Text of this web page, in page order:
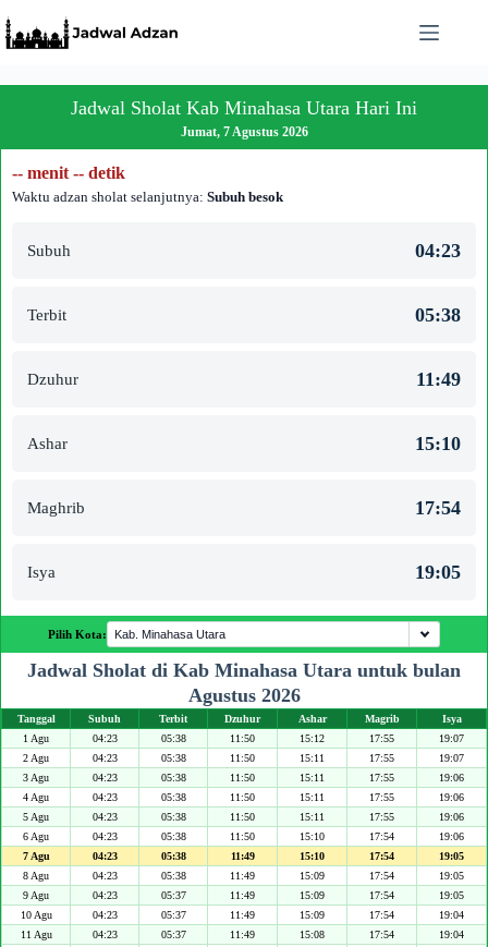
to
content
Jadwal Sholat Kab Minahasa Utara Hari Ini
Jumat, 7 Agustus 2026
-- menit -- detik
Waktu adzan sholat selanjutnya: Subuh besok
Subuh 04:23
Terbit 05:38
Dzuhur 11:49
Ashar 15:10
Maghrib 17:54
Isya 19:05
Pilih Kota:
Jadwal Sholat di Kab Minahasa Utara untuk bulan
Agustus 2026
Tanggal Subuh Terbit Dzuhur Ashar Magrib
Isya
1 Agu
04:23 05:38 11:50 15:12 17:55
19:07
2 Agu
04:23 05:38 11:50 15:11 17:55
19:07
3 Agu
04:23 05:38 11:50 15:11 17:55
19:06
4 Agu
04:23 05:38 11:50 15:11 17:55
19:06
5 Agu
04:23 05:38 11:50 15:11 17:55
19:06
6 Agu
04:23 05:38 11:50 15:10 17:54
19:06
7 Agu
04:23 05:38 11:49 15:10 17:54
19:05
8 Agu
04:23 05:38 11:49 15:09 17:54
19:05
9 Agu
04:23 05:37 11:49 15:09 17:54
19:05
10 Agu
04:23 05:37 11:49 15:09 17:54
19:04
11 Agu
04:23 05:37 11:49 15:08 17:54
19:04